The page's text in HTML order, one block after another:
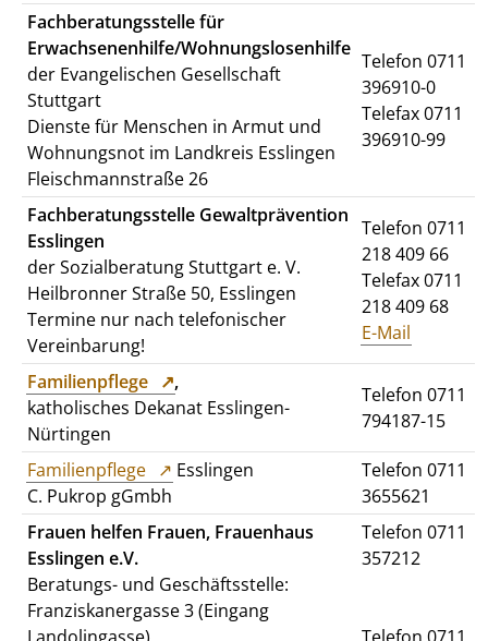
Fachberatungsstelle für
Erwachsenenhilfe/Wohnungslosenhilfe
der Evangelischen Gesellschaft
Stuttgart
Dienste für Menschen in Armut und
Wohnungsnot im Landkreis Esslingen
Fleischmannstraße 26
Telefon 0711
396910-0
Telefax 0711
396910-99
Fachberatungsstelle Gewaltprävention
Esslingen
der Sozialberatung Stuttgart e. V.
Heilbronner Straße 50, Esslingen
Termine nur nach telefonischer
Vereinbarung!
Telefon 0711
218 409 66
Telefax 0711
218 409 68
E-Mail
Familienpflege
,
katholisches Dekanat Esslingen-
Nürtingen
Telefon 0711
794187-15
Familienpflege
Esslingen
C. Pukrop gGmbh
Telefon 0711
3655621
Frauen helfen Frauen, Frauenhaus
Esslingen e.V.
Beratungs- und Geschäftsstelle:
Franziskanergasse 3 (Eingang
Telefon 0711
357212